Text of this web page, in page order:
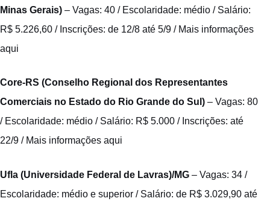
Minas Gerais) – Vagas: 40 / Escolaridade: médio / Salário:
R$ 5.226,60 / Inscrições: de 12/8 até 5/9 / Mais informações
aqui
Core-RS (Conselho Regional dos Representantes
Comerciais no Estado do Rio Grande do Sul) – Vagas: 80
/ Escolaridade: médio / Salário: R$ 5.000 / Inscrições: até
22/9 / Mais informações aqui
Ufla (Universidade Federal de Lavras)/MG – Vagas: 34 /
Escolaridade: médio e superior / Salário: de R$ 3.029,90 até